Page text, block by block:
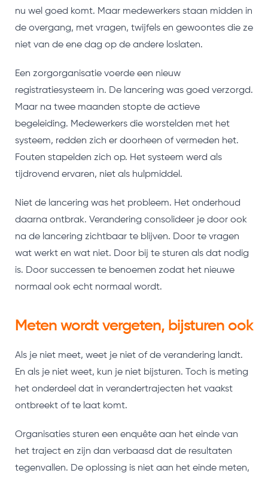
nu wel goed komt. Maar medewerkers staan midden in
de overgang, met vragen, twijfels en gewoontes die ze
niet van de ene dag op de andere loslaten.
Een zorgorganisatie voerde een nieuw
registratiesysteem in. De lancering was goed verzorgd.
Maar na twee maanden stopte de actieve
begeleiding. Medewerkers die worstelden met het
systeem, redden zich er doorheen of vermeden het.
Fouten stapelden zich op. Het systeem werd als
tijdrovend ervaren, niet als hulpmiddel.
Niet de lancering was het probleem. Het onderhoud
daarna ontbrak. Verandering consolideer je door ook
na de lancering zichtbaar te blijven. Door te vragen
wat werkt en wat niet. Door bij te sturen als dat nodig
is. Door successen te benoemen zodat het nieuwe
normaal ook echt normaal wordt.
Meten wordt vergeten, bijsturen ook
Als je niet meet, weet je niet of de verandering landt.
En als je niet weet, kun je niet bijsturen. Toch is meting
het onderdeel dat in verandertrajecten het vaakst
ontbreekt of te laat komt.
Organisaties sturen een enquête aan het einde van
het traject en zijn dan verbaasd dat de resultaten
tegenvallen. De oplossing is niet aan het einde meten,